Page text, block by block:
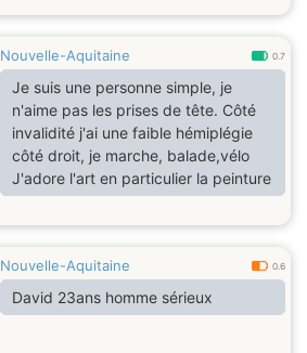
Nouvelle-Aquitaine 0.7
Je suis une personne simple, je
n'aime pas les prises de tête. Côté
invalidité j'ai une faible hémiplégie
côté droit, je marche, balade,vélo
J'adore l'art en particulier la peinture
Nouvelle-Aquitaine 0.6
David 23ans homme sérieux